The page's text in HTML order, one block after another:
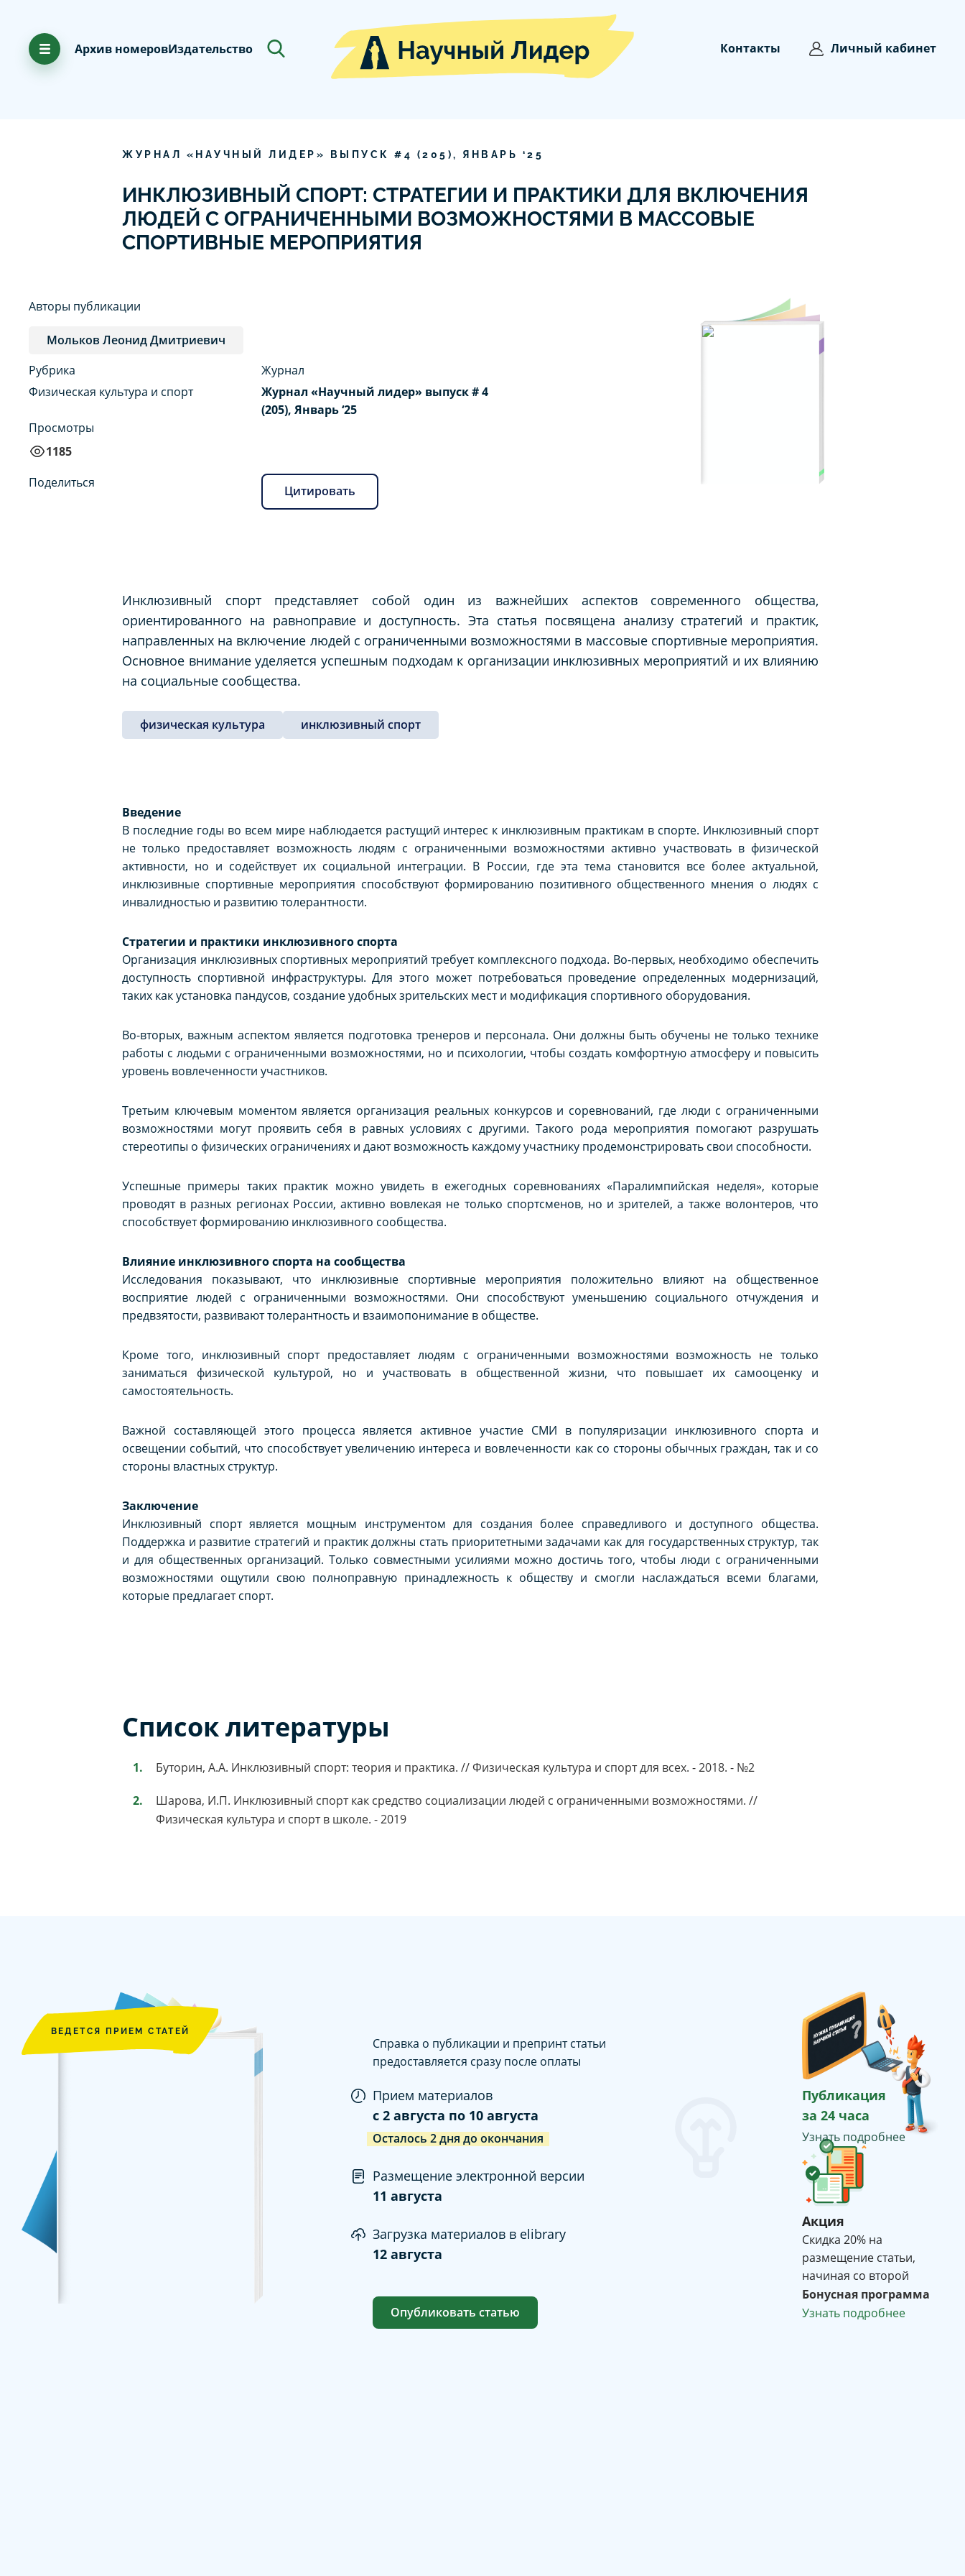
Архив номеровИздательство Контакты Личный кабинет
ЖУРНАЛ «НАУЧНЫЙ ЛИДЕР» ВЫПУСК # 4 (205 ), ЯНВАРЬ ‘25
ИНКЛЮЗИВНЫЙ СПОРТ: СТРАТЕГИИ И ПРАКТИКИ ДЛЯ ВКЛЮЧЕНИЯ
ЛЮДЕЙ С ОГРАНИЧЕННЫМИ ВОЗМОЖНОСТЯМИ В МАССОВЫЕ
СПОРТИВНЫЕ МЕРОПРИЯТИЯ
Авторы публикации
Мольков Леонид Дмитриевич
Рубрика
Физическая культура и спорт
Просмотры
1185
Журнал
Журнал «Научный лидер» выпуск # 4
(205), Январь ‘25
Поделиться
Цитировать
Инклюзивный спорт представляет собой один из важнейших аспектов современного общества,
ориентированного на равноправие и доступность. Эта статья посвящена анализу стратегий и практик,
направленных на включение людей с ограниченными возможностями в массовые спортивные мероприятия.
Основное внимание уделяется успешным подходам к организации инклюзивных мероприятий и их влиянию
на социальные сообщества.
физическая культура инклюзивный спорт
Введение
В последние годы во всем мире наблюдается растущий интерес к инклюзивным практикам в спорте. Инклюзивный спорт
не только предоставляет возможность людям с ограниченными возможностями активно участвовать в физической
активности, но и содействует их социальной интеграции. В России, где эта тема становится все более актуальной,
инклюзивные спортивные мероприятия способствуют формированию позитивного общественного мнения о людях с
инвалидностью и развитию толерантности.
Стратегии и практики инклюзивного спорта
Организация инклюзивных спортивных мероприятий требует комплексного подхода. Во-первых, необходимо обеспечить
доступность спортивной инфраструктуры. Для этого может потребоваться проведение определенных модернизаций,
таких как установка пандусов, создание удобных зрительских мест и модификация спортивного оборудования.
Во-вторых, важным аспектом является подготовка тренеров и персонала. Они должны быть обучены не только технике
работы с людьми с ограниченными возможностями, но и психологии, чтобы создать комфортную атмосферу и повысить
уровень вовлеченности участников.
Третьим ключевым моментом является организация реальных конкурсов и соревнований, где люди с ограниченными
возможностями могут проявить себя в равных условиях с другими. Такого рода мероприятия помогают разрушать
стереотипы о физических ограничениях и дают возможность каждому участнику продемонстрировать свои способности.
Успешные примеры таких практик можно увидеть в ежегодных соревнованиях «Паралимпийская неделя», которые
проводят в разных регионах России, активно вовлекая не только спортсменов, но и зрителей, а также волонтеров, что
способствует формированию инклюзивного сообщества.
Влияние инклюзивного спорта на сообщества
Исследования показывают, что инклюзивные спортивные мероприятия положительно влияют на общественное
восприятие людей с ограниченными возможностями. Они способствуют уменьшению социального отчуждения и
предвзятости, развивают толерантность и взаимопонимание в обществе.
Кроме того, инклюзивный спорт предоставляет людям с ограниченными возможностями возможность не только
заниматься физической культурой, но и участвовать в общественной жизни, что повышает их самооценку и
самостоятельность.
Важной составляющей этого процесса является активное участие СМИ в популяризации инклюзивного спорта и
освещении событий, что способствует увеличению интереса и вовлеченности как со стороны обычных граждан, так и со
стороны властных структур.
Заключение
Инклюзивный спорт является мощным инструментом для создания более справедливого и доступного общества.
Поддержка и развитие стратегий и практик должны стать приоритетными задачами как для государственных структур, так
и для общественных организаций. Только совместными усилиями можно достичь того, чтобы люди с ограниченными
возможностями ощутили свою полноправную принадлежность к обществу и смогли наслаждаться всеми благами,
которые предлагает спорт.
Список литературы
Буторин, А.А. Инклюзивный спорт: теория и практика. // Физическая культура и спорт для всех. - 2018. - №2
Шарова, И.П. Инклюзивный спорт как средство социализации людей с ограниченными возможностями. //
Физическая культура и спорт в школе. - 2019
ВЕДЕТСЯ ПРИЕМ СТАТЕЙ
Справка о публикации и препринт статьи
предоставляется сразу после оплаты
Прием материалов
c 2 августа по 10 августа
Осталось 2дня до окончания
Размещение электронной версии
11 августа
Загрузка материалов в elibrary
12 августа
Опубликовать статью
Публикация
за 24 часа
Узнать подробнее
Акция
Cкидка 20% на
размещение статьи,
начиная со второй
Бонусная программа
Узнать подробнее